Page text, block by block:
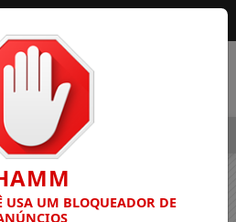
SANTOS, O “NEGUINHO DA
USA UM BLOQUEADOR DE